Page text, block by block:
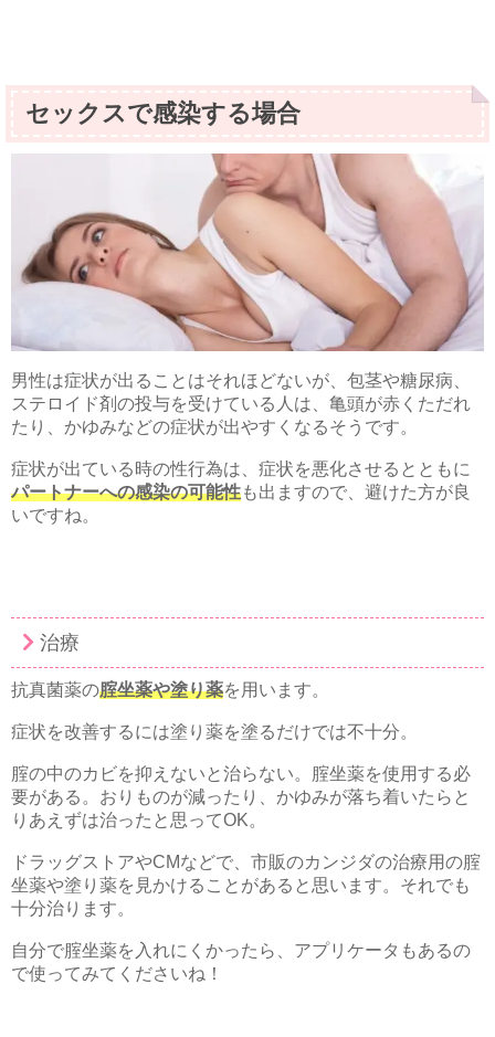
セックスで感染する場合
男性は症状が出ることはそれほどないが、包茎や糖尿病、
ステロイド剤の投与を受けている人は、亀頭が赤くただれ
たり、かゆみなどの症状が出やすくなるそうです。
症状が出ている時の性行為は、症状を悪化させるとともに
パートナーへの感染の可能性も出ますので、避けた方が良
いですね。
治療
抗真菌薬の腟坐薬や塗り薬を用います。
症状を改善するには塗り薬を塗るだけでは不十分。
腟の中のカビを抑えないと治らない。腟坐薬を使用する必
要がある。おりものが減ったり、かゆみが落ち着いたらと
りあえずは治ったと思ってOK。
ドラッグストアやCMなどで、市販のカンジダの治療用の腟
坐薬や塗り薬を見かけることがあると思います。それでも
十分治ります。
自分で腟坐薬を入れにくかったら、アプリケータもあるの
で使ってみてくださいね！